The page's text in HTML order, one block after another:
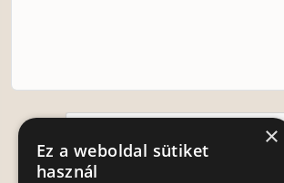
×
Ez a weboldal sütiket
használ